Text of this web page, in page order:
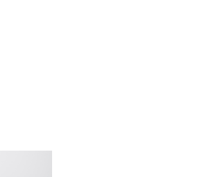
изделия, чтобы не
плеч)